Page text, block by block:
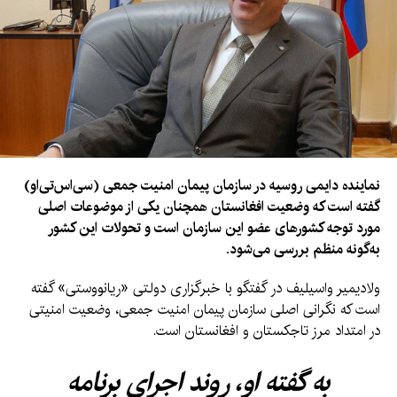
نماینده دایمی روسیه در سازمان پیمان امنیت جمعی (سی‌اس‌تی‌او)
گفته است که وضعیت افغانستان همچنان یکی از موضوعات اصلی
مورد توجه کشورهای عضو این سازمان است و تحولات این کشور
به‌گونه منظم بررسی می‌شود.
ولادیمیر واسیلیف در گفتگو با خبرگزاری دولتی «ریانووستی» گفته
است که نگرانی اصلی سازمان پیمان امنیت جمعی، وضعیت امنیتی
در امتداد مرز تاجکستان و افغانستان است.
به گفته او، روند اجرای برنامه